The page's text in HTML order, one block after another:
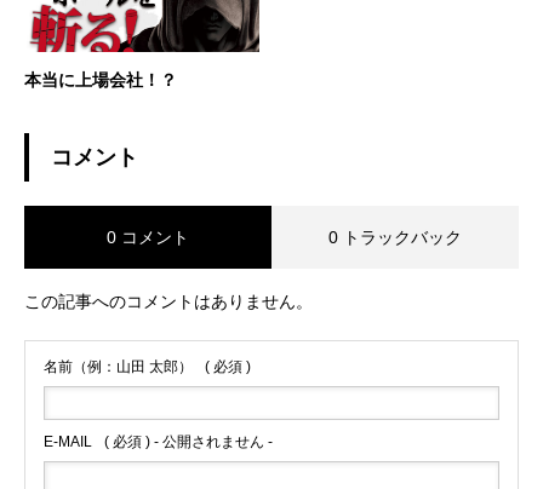
本当に上場会社！？
コメント
0 コメント 0 トラックバック
この記事へのコメントはありません。
名前（例：山田 太郎） ( 必須 )
E-MAIL ( 必須 ) - 公開されません -